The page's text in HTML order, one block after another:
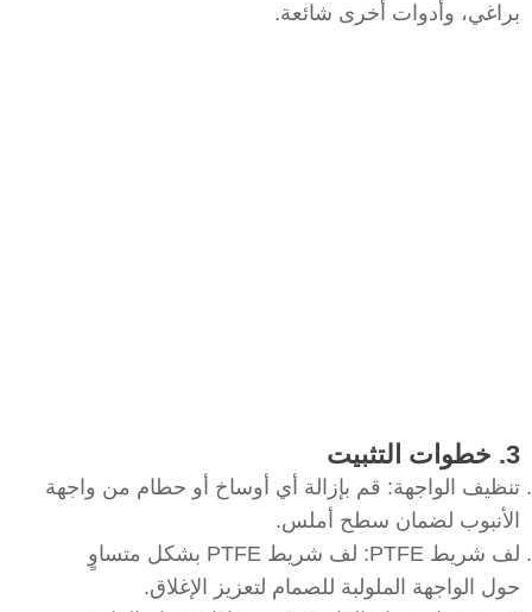
براغي، وأدوات أخرى شائعة.
3. خطوات التثبيت
تنظيف الواجهة: قم بإزالة أي أوساخ أو حطام من واجهة
الأنبوب لضمان سطح أملس.
لف شريط PTFE: لف شريط PTFE بشكل متساوٍ
حول الواجهة الملولبة للصمام لتعزيز الإغلاق.